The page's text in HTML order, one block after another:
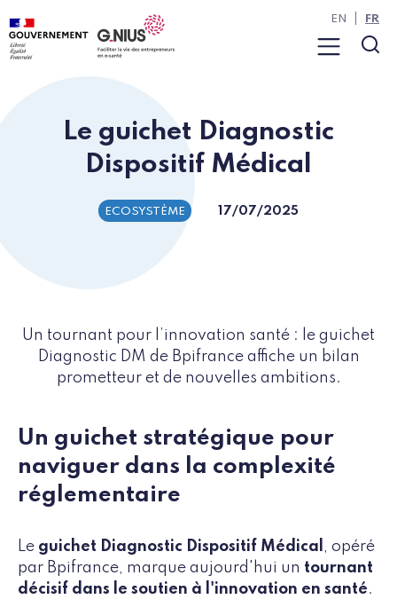
Panneau de gestion des cookies
Aller au contenu
Aller à la navigation
Menu
EN FR
Le guichet Diagnostic
Dispositif Médical
ECOSYSTÈME 17/07/2025
Un tournant pour l’innovation santé : le guichet
Diagnostic DM de Bpifrance affiche un bilan
prometteur et de nouvelles ambitions.
Un guichet stratégique pour
naviguer dans la complexité
réglementaire
Le guichet Diagnostic Dispositif Médical , opéré
par Bpifrance, marque aujourd'hui un tournant
décisif dans le soutien à l'innovation en santé.